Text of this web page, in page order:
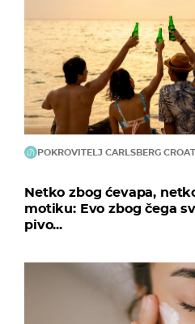
POKROVITELJ CARLSBERG
Netko zbog ćevapa,
motiku: Evo zbog čega
pivo...